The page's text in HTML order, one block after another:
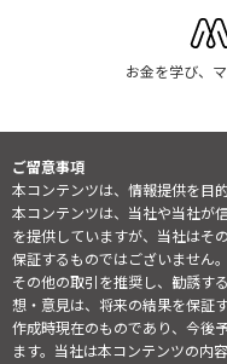
お金を学び、
ご留意事項
本コンテンツは、情報提供を目
本コンテンツは、当社や当社が
を提供していますが、当社はそ
保証するものではございません
その他の取引を推奨し、勧誘す
想・意見は、将来の結果を保証
作成時現在のものであり、今後
ます。当社は本コンテンツの内